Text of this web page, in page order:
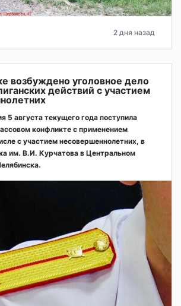
2 дня назад
возбуждено уголовное дело
действий с участием
5 августа текущего года поступила
конфликте с применением
с участием несовершеннолетних, в
им. В.И. Курчатова в Центральном